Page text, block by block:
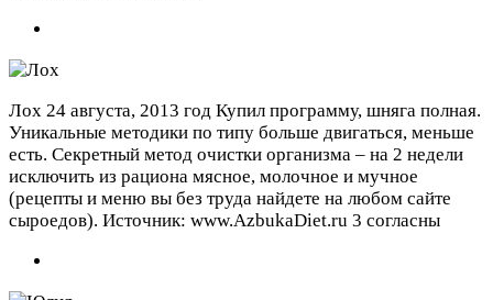
Лох 24 августа, 2013 год Купил программу, шняга полная.
Уникальные методики по типу больше двигаться, меньше
есть. Секретный метод очистки организма – на 2 недели
исключить из рациона мясное, молочное и мучное
(рецепты и меню вы без труда найдете на любом сайте
сыроедов). Источник: www.AzbukaDiet.ru 3 согласны